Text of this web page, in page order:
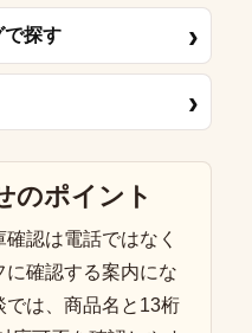
探す ›
›
のポイント
認は電話ではなく
確認する案内にな
では、商品名と13桁